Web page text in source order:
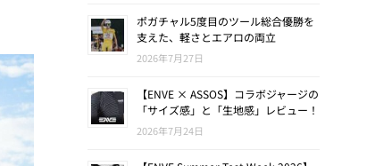
ポガチャル5度目のツール総合優勝を
支えた、軽さとエアロの両立
2026年7月27日
【ENVE × ASSOS】コラボジャージの
「サイズ感」と「生地感」レビュー！
2026年7月24日